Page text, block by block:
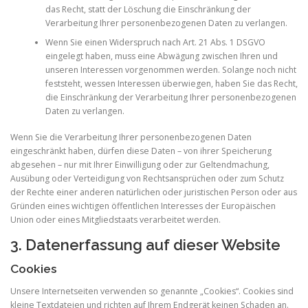
das Recht, statt der Löschung die Einschränkung der
Verarbeitung Ihrer personenbezogenen Daten zu verlangen.
Wenn Sie einen Widerspruch nach Art. 21 Abs. 1 DSGVO
eingelegt haben, muss eine Abwägung zwischen Ihren und
unseren Interessen vorgenommen werden. Solange noch nicht
feststeht, wessen Interessen überwiegen, haben Sie das Recht,
die Einschränkung der Verarbeitung Ihrer personenbezogenen
Daten zu verlangen.
Wenn Sie die Verarbeitung Ihrer personenbezogenen Daten
eingeschränkt haben, dürfen diese Daten – von ihrer Speicherung
abgesehen – nur mit Ihrer Einwilligung oder zur Geltendmachung,
Ausübung oder Verteidigung von Rechtsansprüchen oder zum Schutz
der Rechte einer anderen natürlichen oder juristischen Person oder aus
Gründen eines wichtigen öffentlichen Interesses der Europäischen
Union oder eines Mitgliedstaats verarbeitet werden.
3. Datenerfassung auf dieser Website
Cookies
Unsere Internetseiten verwenden so genannte „Cookies“. Cookies sind
kleine Textdateien und richten auf Ihrem Endgerät keinen Schaden an.